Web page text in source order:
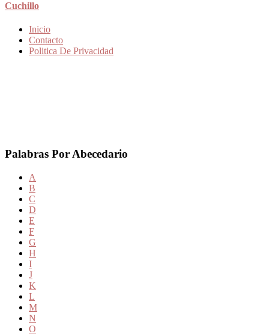
Cuchillo
Inicio
Contacto
Politica De Privacidad
Palabras Por Abecedario
A
B
C
D
E
F
G
H
I
J
K
L
M
N
O